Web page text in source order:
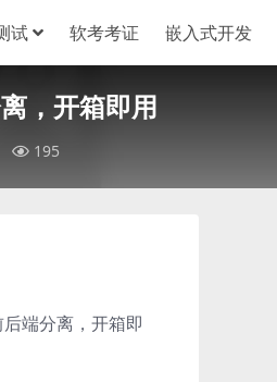
试 软考考证 嵌入式开发
，开箱即用
195
端分离，开箱即